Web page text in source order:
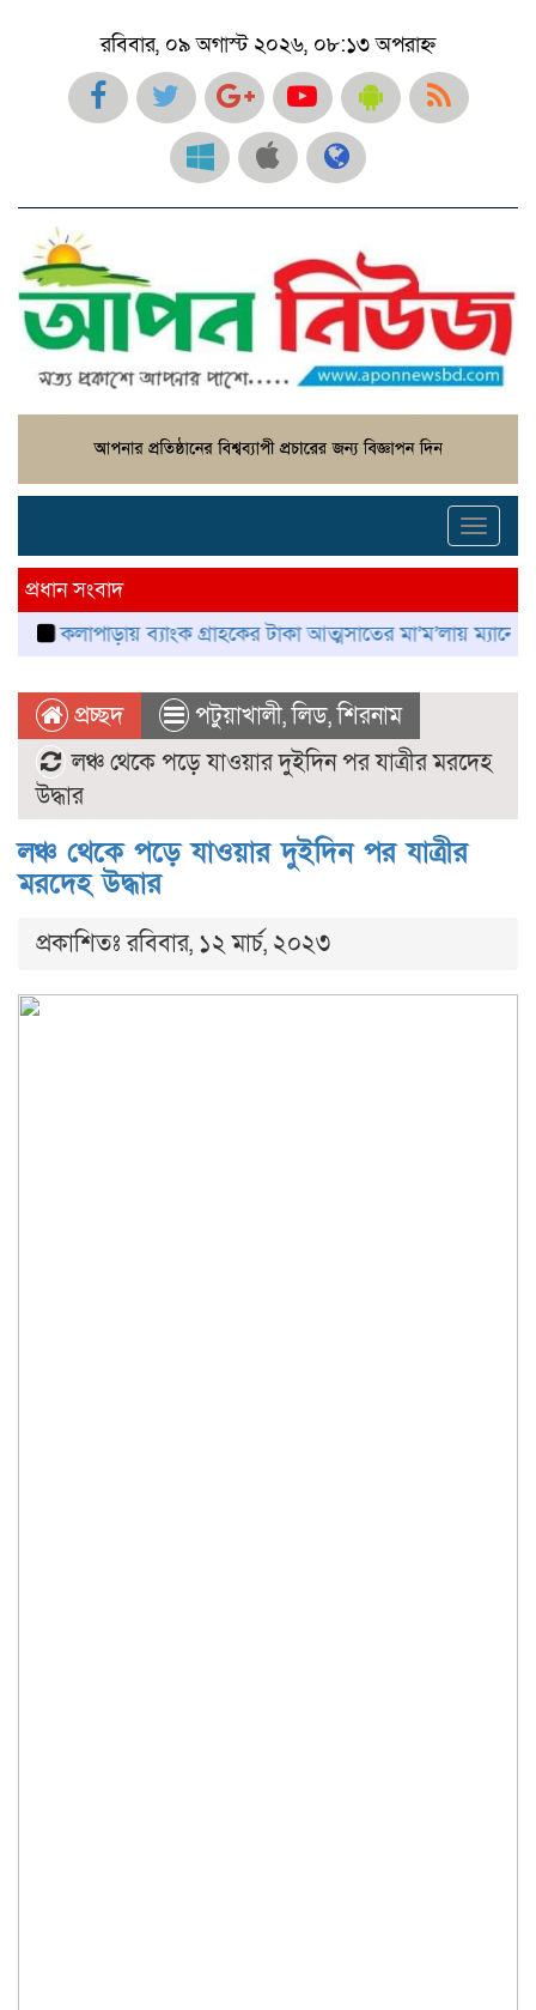
রবিবার, ০৯ অগাস্ট ২০২৬, ০৮:১৩ অপরাহ্ন
প্রধান সংবাদ
কলাপাড়ায় ব্যাংক গ্রাহকের টাকা আত্মসাতের মা’ম’লায় ম্যানেজার
প্রচ্ছদ পটুয়াখালী,লিড,শিরনাম
লঞ্চ থেকে পড়ে যাওয়ার দুইদিন পর যাত্রীর মরদেহ
উদ্ধার
লঞ্চ থেকে পড়ে যাওয়ার দুইদিন পর যাত্রীর
মরদেহ উদ্ধার
প্রকাশিতঃ রবিবার, ১২ মার্চ, ২০২৩